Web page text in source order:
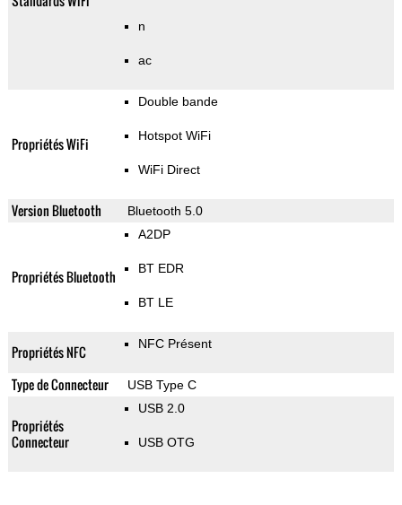
n
ac
Propriétés WiFi
Double bande
Hotspot WiFi
WiFi Direct
Version Bluetooth Bluetooth 5.0
Propriétés Bluetooth
A2DP
BT EDR
BT LE
Propriétés NFC NFC Présent
Type de Connecteur USB Type C
Propriétés
Connecteur
USB 2.0
USB OTG